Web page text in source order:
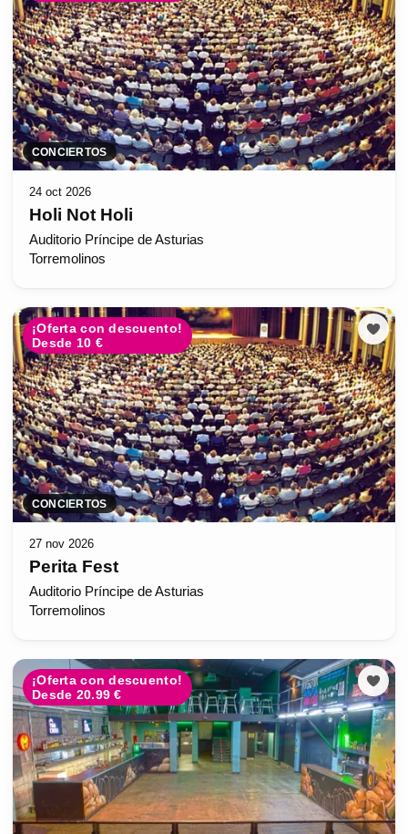
CONCIERTOS
24 oct 2026
Holi Not Holi
Auditorio Príncipe de Asturias
Torremolinos
¡Oferta con descuento!
Desde 10 €
CONCIERTOS
27 nov 2026
Perita Fest
Auditorio Príncipe de Asturias
Torremolinos
¡Oferta con descuento!
Desde 20.99 €